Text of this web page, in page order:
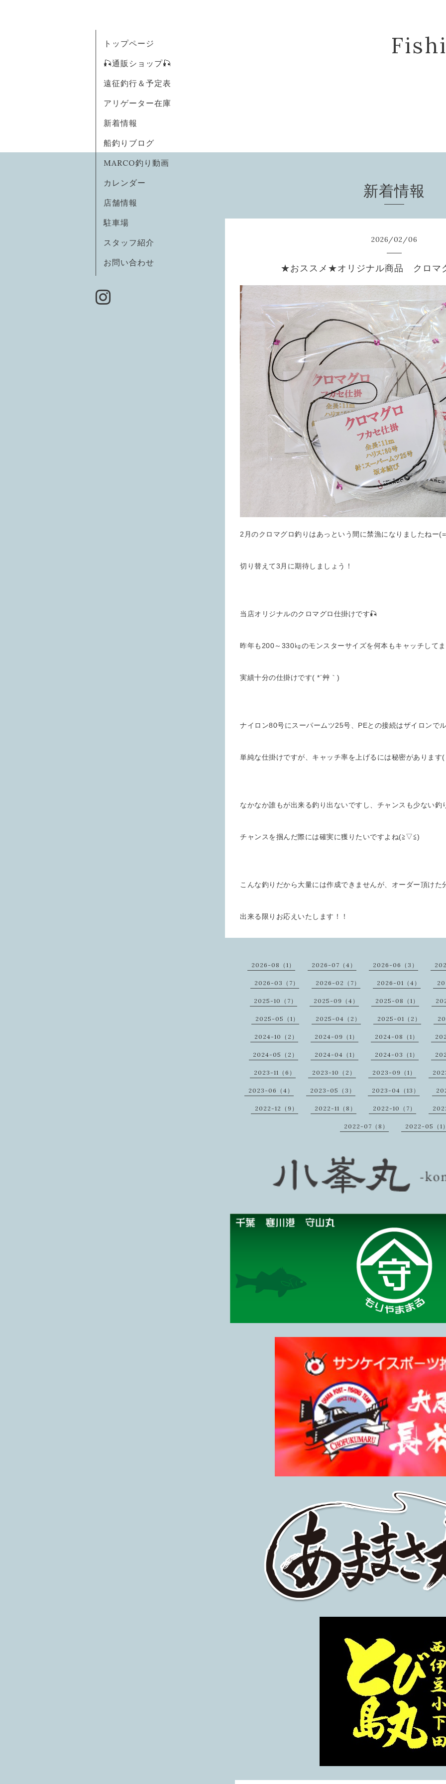
トップページ
🎣通販ショップ🎣
遠征釣行＆予定表
アリゲーター在庫
新着情報
船釣りブログ
MARCO釣り動画
カレンダー
店舗情報
駐車場
スタッフ紹介
お問い合わせ
新着情報
2026/02/06
★おススメ★オリジナル商品 クロマ
2月のクロマグロ釣りはあっという間に禁漁になりましたねー
切り替えて3月に期待しましょう！
当店オリジナルのクロマグロ仕掛けです🎣
昨年も200～330㎏のモンスターサイズを何本もキャッチして
実績十分の仕掛けです( *´艸｀)
ナイロン80号にスーパームツ25号、PEとの接続はザイロンで
単純な仕掛けですが、キャッチ率を上げるには秘密があります(
なかなか誰もが出来る釣り出ないですし、チャンスも少ない釣
チャンスを掴んだ際には確実に獲りたいですよね(≧▽≦)
こんな釣りだから大量には作成できませんが、オーダー頂けた
出来る限りお応えいたします！！
2026-08（1） 2026-07（4） 2026-06（3）
2026-03（7） 2026-02（7） 2026-01（4）
2025-10（7） 2025-09（4） 2025-08（1）
2025-05（1） 2025-04（2） 2025-01（2）
2024-10（2） 2024-09（1） 2024-08（1）
2024-05（2） 2024-04（1） 2024-03（1）
2023-11（6） 2023-10（2） 2023-09（1）
2023-06（4） 2023-05（3） 2023-04（13）
2022-12（9） 2022-11（8） 2022-10（7）
2022-07（8） 2022-05（1